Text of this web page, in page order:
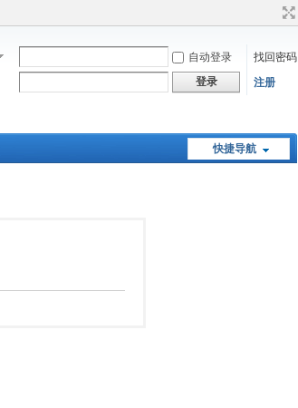
自动登录
找回密码
登录 注册
快捷导航